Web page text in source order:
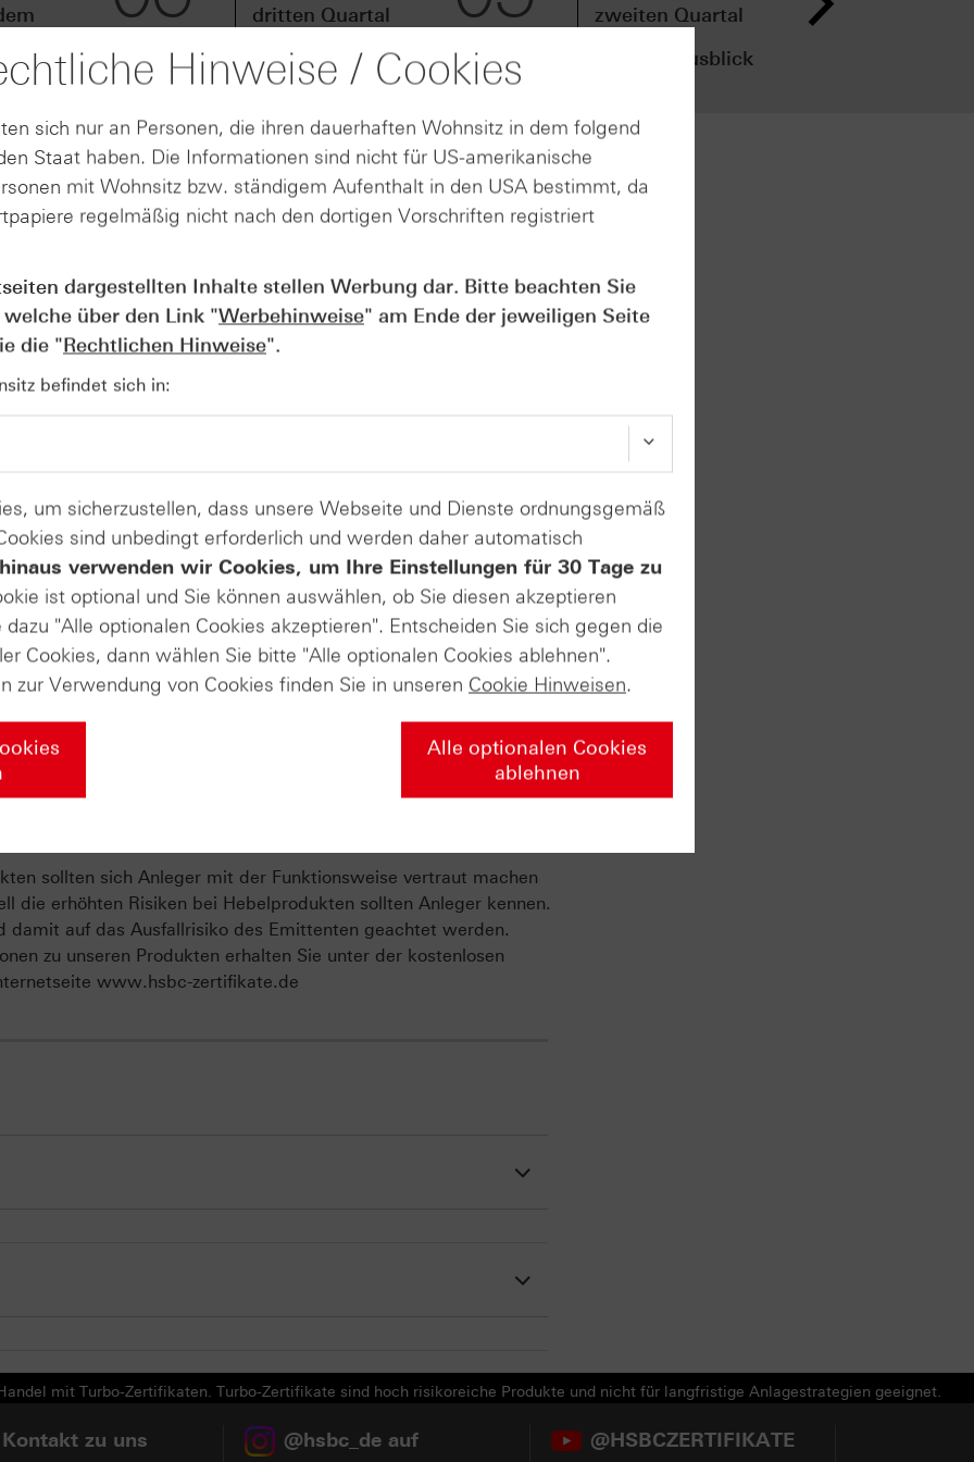
dritten Quartal
Ergebnisausblick
an
zweiten Quartal
Ergebnisausblick
seit drei Jahren die Leitzinsen erhöht. Der Einlagensatz, an dem
um 0,25 Prozentpunkte auf 2,25 Prozent. Die Entscheidung fiel
des EZB-Rats.
Teuerungsrate im Euroraum kletterte von 1,7 Prozent im
über dem EZB-Ziel von zwei Prozent. Als Auslöser gilt die
im Nahen Osten.
Sie rechnet in den kommenden Jahren mit höherer Inflation als
weniger Dynamik. In der Pressekonferenz betonte EZB-
Die Notenbank veröffentlicht nun drei statt zwei Szenarien
im Nahen Osten. Nach Lagardes Darstellung hätte jedoch
geführt. Zudem betonte Lagarde, dass die Zinserhöhung
Optionen nicht diskutiert wurde.
Masterclass den BaFin-Wissenstest
handeln können, sieht die neue Vorgabe der BaFin
vor. Das neue Kapitel der HSBC-Zertifikate-Masterclass
Sie darauf vor, den Test in wenigen Schritten erfolgreich zu
mindestens sechs Fragen richtig beantwortet haben.
Zu unserer Masterclass
sollten sich Anleger mit der Funktionsweise vertraut machen
die erhöhten Risiken bei Hebelprodukten sollten Anleger kennen.
damit auf das Ausfallrisiko des Emittenten geachtet werden.
zu unseren Produkten erhalten Sie unter der kostenlosen
www.hsbc-zertifikate.de
mit Turbo-Zertifikaten. Turbo-Zertifikate sind hoch risikoreiche Produkte und nicht für langfristige Anlagestrategien geeignet.
zu uns
@hsbc_de auf
@HSBCZERTIFIKATE
Hinweise / Cookies
sich nur an Personen, die ihren dauerhaften Wohnsitz in dem folgend
Staat haben. Die Informationen sind nicht für US-amerikanische
mit Wohnsitz bzw. ständigem Aufenthalt in den USA bestimmt, da
regelmäßig nicht nach den dortigen Vorschriften registriert
dargestellten Inhalte stellen Werbung dar. Bitte beachten Sie
über den Link "Werbehinweise" am Ende der jeweiligen Seite
die "Rechtlichen Hinweise".
befindet sich in:
um sicherzustellen, dass unsere Webseite und Dienste ordnungsgemäß
sind unbedingt erforderlich und werden daher automatisch
verwenden wir Cookies, um Ihre Einstellungen für 30 Tage zu
ist optional und Sie können auswählen, ob Sie diesen akzeptieren
"Alle optionalen Cookies akzeptieren". Entscheiden Sie sich gegen die
Cookies, dann wählen Sie bitte "Alle optionalen Cookies ablehnen".
zur Verwendung von Cookies finden Sie in unseren Cookie Hinweisen.
Alle optionalen Cookies
ablehnen